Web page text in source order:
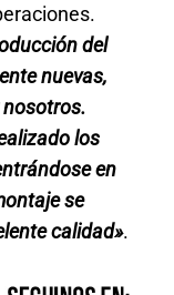
del
nuevas,
los
en
se
calidad».